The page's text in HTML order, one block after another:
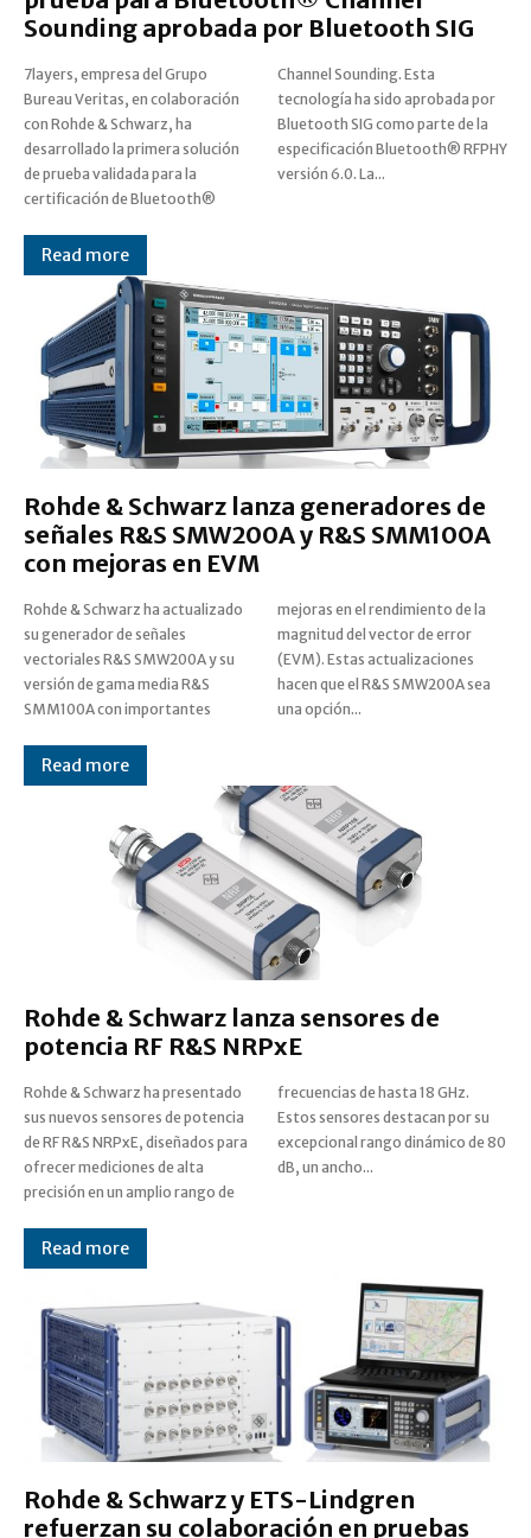
Sounding aprobada por Bluetooth SIG
7layers, empresa del Grupo
Bureau Veritas, en colaboración
con Rohde & Schwarz, ha
desarrollado la primera solución
de prueba validada para la
certificación de Bluetooth®
Channel Sounding. Esta
tecnología ha sido aprobada por
Bluetooth SIG como parte de la
especificación Bluetooth® RFPHY
versión 6.0. La...
Read more
Rohde & Schwarz lanza generadores de
señales R&S SMW200A y R&S SMM100A
con mejoras en EVM
Rohde & Schwarz ha actualizado
su generador de señales
vectoriales R&S SMW200A y su
versión de gama media R&S
SMM100A con importantes
mejoras en el rendimiento de la
magnitud del vector de error
(EVM). Estas actualizaciones
hacen que el R&S SMW200A sea
una opción...
Read more
Rohde & Schwarz lanza sensores de
potencia RF R&S NRPxE
Rohde & Schwarz ha presentado
sus nuevos sensores de potencia
de RF R&S NRPxE, diseñados para
ofrecer mediciones de alta
precisión en un amplio rango de
frecuencias de hasta 18 GHz.
Estos sensores destacan por su
excepcional rango dinámico de 80
dB, un ancho...
Read more
Rohde & Schwarz y ETS-Lindgren
refuerzan su colaboración en pruebas